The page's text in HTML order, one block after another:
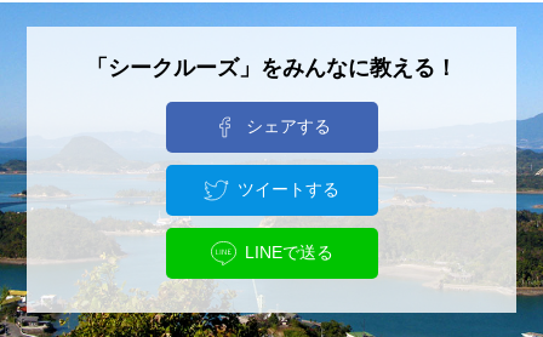
「シークルーズ」をみんなに教える！
シェアする
ツイートする
LINEで送る